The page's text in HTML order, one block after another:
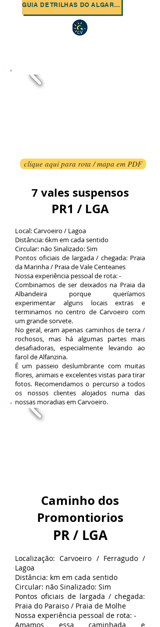
GUIA DE TRILHAS DO ALGARVE
clique aqui para rota / mapa em PDF
7 vales suspensos
PR1 / LGA
Local: Carvoeiro / Lagoa
Distância: 6km em cada sentido
Circular: não Sinalizado: Sim
Pontos oficiais de largada / chegada: Praia
da Marinha / Praia de Vale Centeanes
Nossa experiência pessoal de rota: -
Combinamos de ser deixados na Praia da
Albandeira porque queríamos
experimentar alguns locais extras e
terminamos no centro de Carvoeiro com
um grande sorvete.
No geral, eram apenas caminhos de terra /
rochosos, mas há algumas partes mais
desafiadoras, especialmente levando ao
farol de Alfanzina.
É um passeio deslumbrante com muitas
flores, animais e excelentes vistas para tirar
fotos. Recomendamos o percurso a todos
os nossos clientes alojados numa das
nossas moradias em Carvoeiro.
Caminho dos
Promontiorios
PR / LGA
Localização: Carvoeiro / Ferragudo /
Lagoa
Distância: km em cada sentido
Circular: não Sinalizado: Sim
Pontos oficiais de largada / chegada:
Praia do Paraiso / Praia de Molhe
Nossa experiência pessoal de rota: -
Amamos essa caminhada e